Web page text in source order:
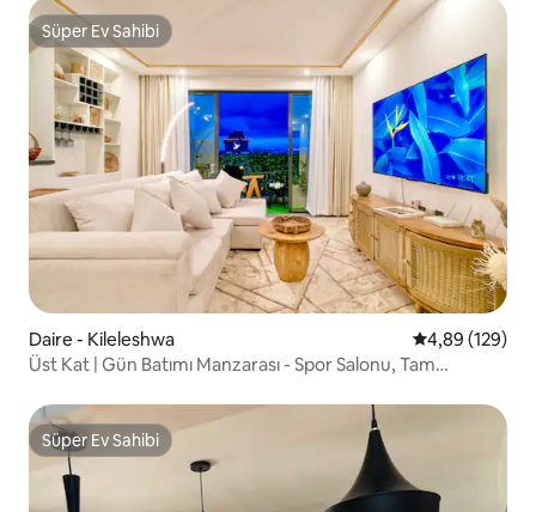
Süper Ev Sahibi
Süper Ev Sahibi
Daire - Kileleshwa 5 üzerinden
4,89 (129)
Üst Kat | Gün Batımı Manzarası - Spor Salonu, Tam
Süper Ev Sahibi
Süper Ev Sahibi